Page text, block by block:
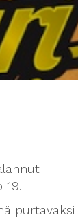
19.
purtavaksi